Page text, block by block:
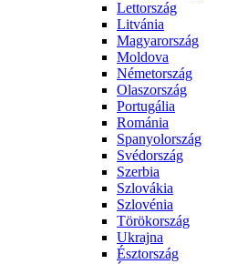
Lettország
Litvánia
Magyarország
Moldova
Németország
Olaszország
Portugália
Románia
Spanyolország
Svédország
Szerbia
Szlovákia
Szlovénia
Törökország
Ukrajna
Észtország